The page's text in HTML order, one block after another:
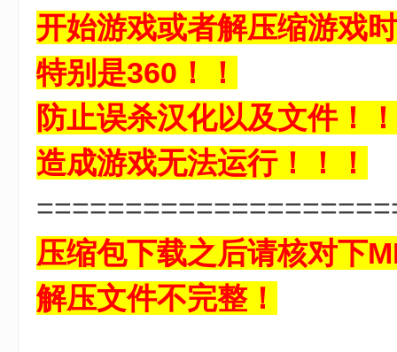
开始游戏或者解压缩游戏
特别是360！！
防止误杀汉化以及文件！
造成游戏无法运行！！！
压缩包下载之后请核对下
解压文件不完整！